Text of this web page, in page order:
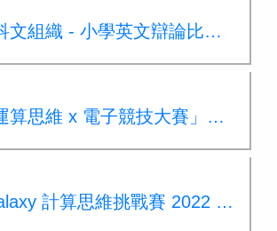
聯合國教科文組織 - 小學英文辯論比賽2021/22 Senior1B組 冠軍
「第一屆運算思維 x 電子競技大賽」榮獲多個獎項
Coding Galaxy 計算思維挑戰賽 2022 - 校際賽 綜合組優異獎